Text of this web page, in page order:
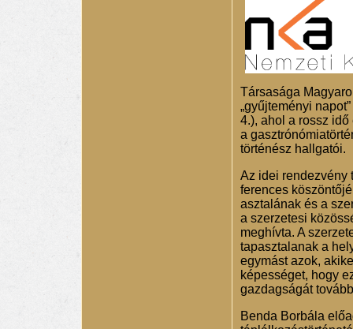
Társasága
„gyűjteményi
4.), ahol a rossz
a
történész hallgatói.
Az idei rendezvény
ferences
asztalának és a
a szerzetesi
meghívta. A
tapasztalanak a
egymást azok,
képességet, hogy
gazdagságát
Benda Borbála